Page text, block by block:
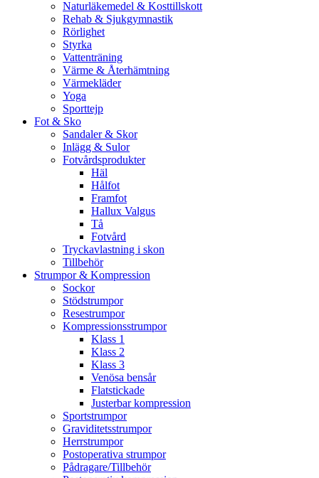
Naturläkemedel & Kosttillskott
Rehab & Sjukgymnastik
Rörlighet
Styrka
Vattenträning
Värme & Återhämtning
Värmekläder
Yoga
Sporttejp
Fot & Sko
Sandaler & Skor
Inlägg & Sulor
Fotvårdsprodukter
Häl
Hålfot
Framfot
Hallux Valgus
Tå
Fotvård
Tryckavlastning i skon
Tillbehör
Strumpor & Kompression
Sockor
Stödstrumpor
Resestrumpor
Kompressionsstrumpor
Klass 1
Klass 2
Klass 3
Venösa bensår
Flatstickade
Justerbar kompression
Sportstrumpor
Graviditetsstrumpor
Herrstrumpor
Postoperativa strumpor
Pådragare/Tillbehör